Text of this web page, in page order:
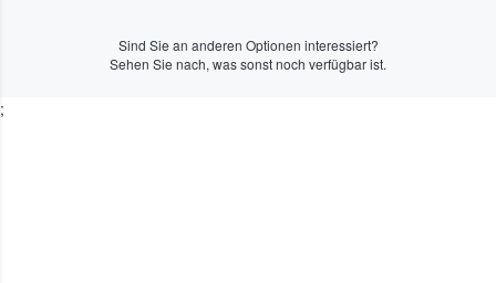
Sind Sie an anderen Optionen interessiert?
Sehen Sie nach, was sonst noch verfügbar ist.
;